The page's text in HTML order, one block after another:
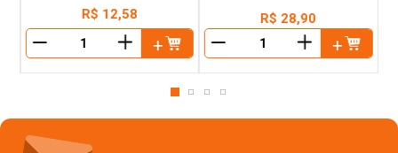
R$ 12,58
＋
R$ 28,90
＋